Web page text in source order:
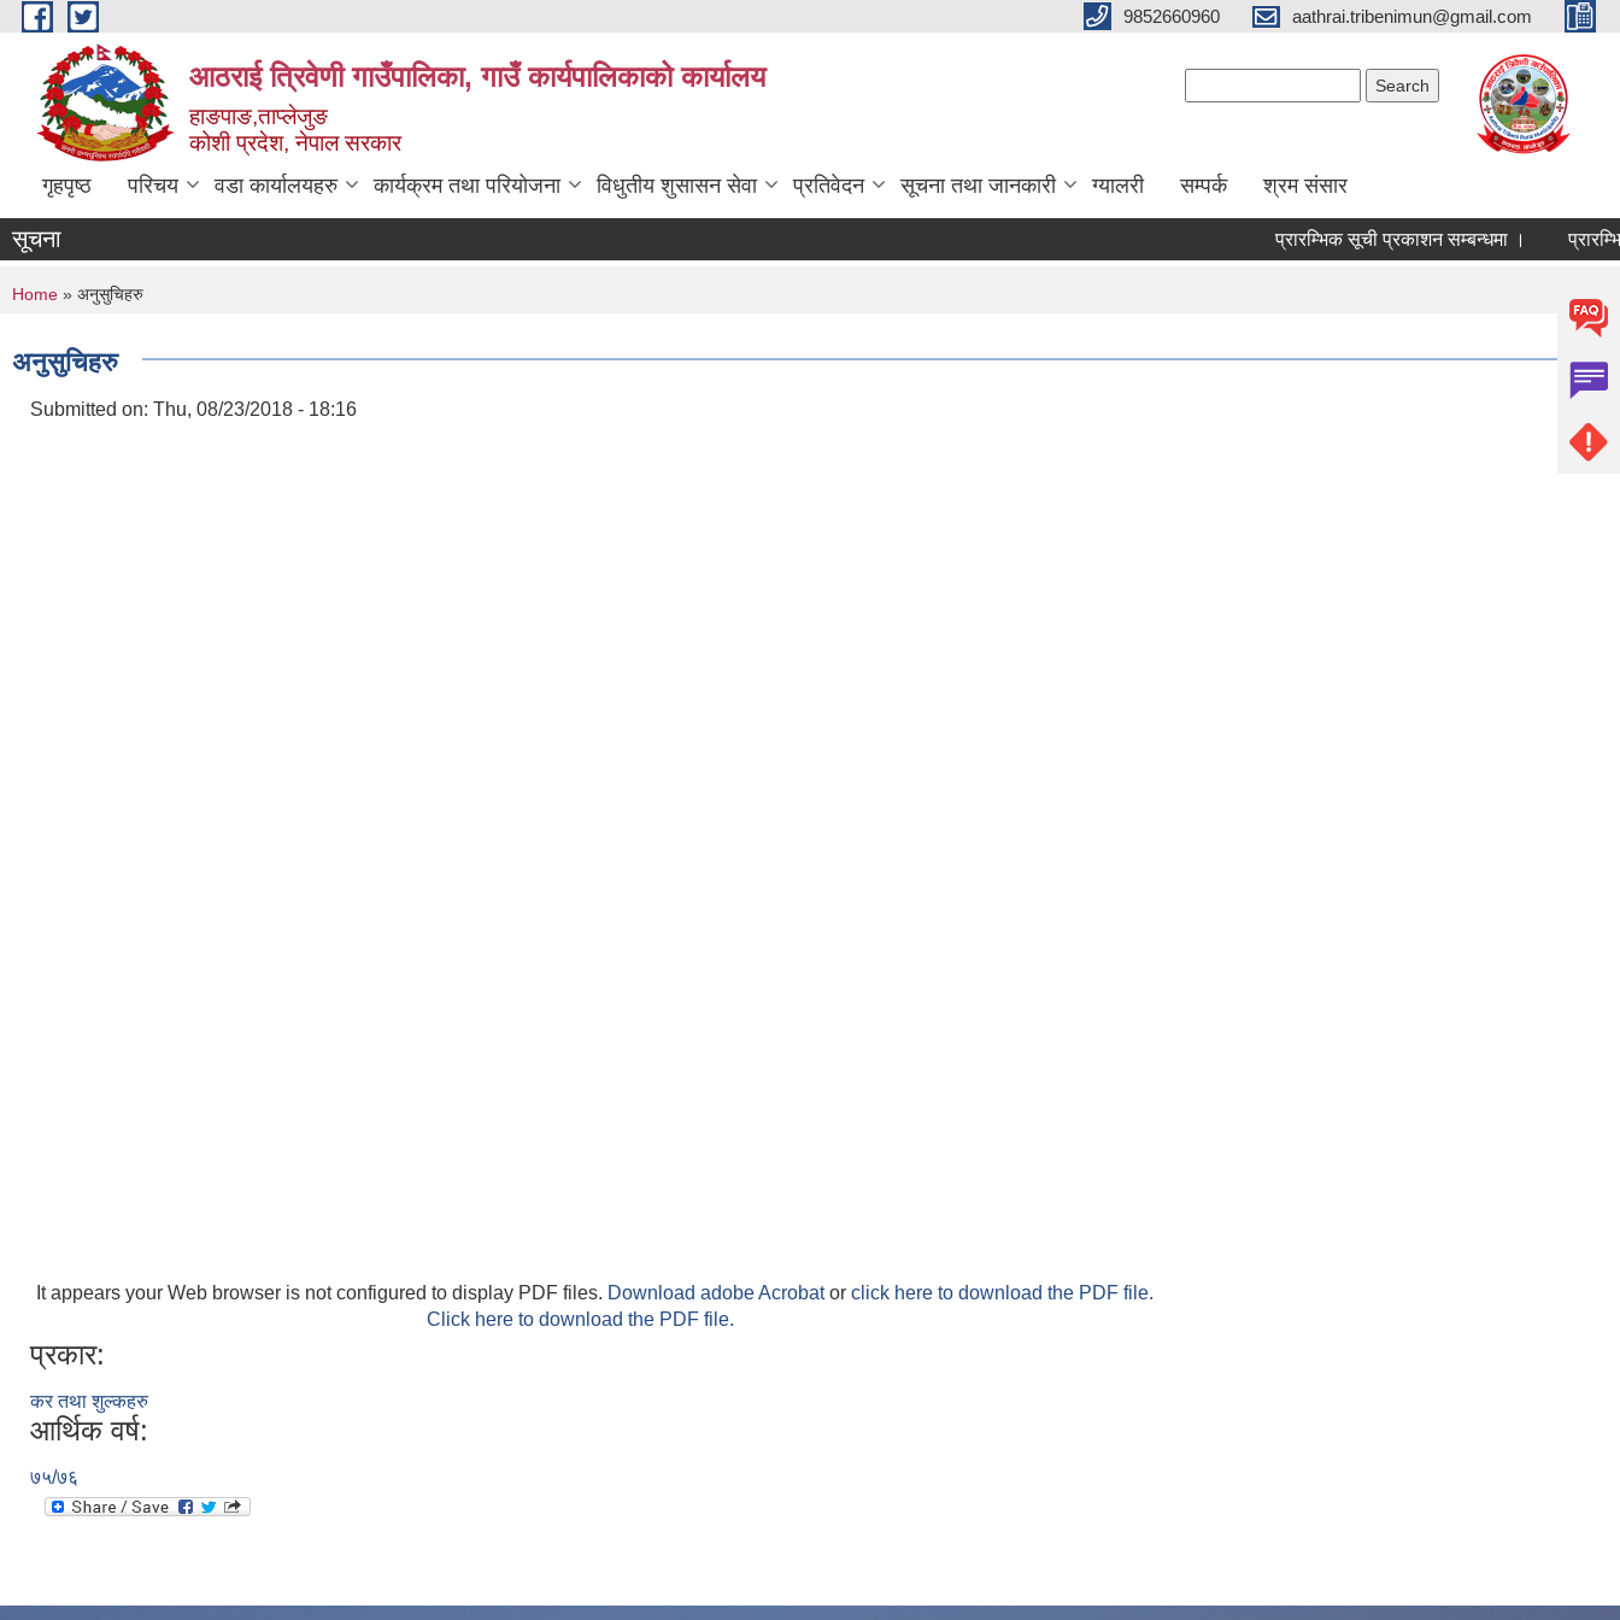
Skip to main content 9852660960 aathrai.tribenimun@gmail.com
आठराई त्रिवेणी गाउँपालिका, गाउँ कार्यपालिकाको कार्यालय
हाङपाङ,ताप्लेजुङ
कोशी प्रदेश, नेपाल सरकार
गृहपृष्ठ परिचय वडा कार्यालयहरु कार्यक्रम तथा परियोजना विधुतीय शुसासन सेवा प्रतिवेदन सूचना तथा जानकारी ग्यालरी सम्पर्क श्रम संसार
सूचना प्रारम्भिक सूची प्रकाशन सम्बन्धमा ।
You are here
Home » अनुसुचिहरु
अनुसुचिहरु
Submitted on: Thu, 08/23/2018 - 18:16
It appears your Web browser is not configured to display PDF files. Download adobe Acrobator click here to download the PDF file.
Click here to download the PDF file.
प्रकार:
कर तथा शुल्कहरु
आर्थिक वर्ष:
७५/७६